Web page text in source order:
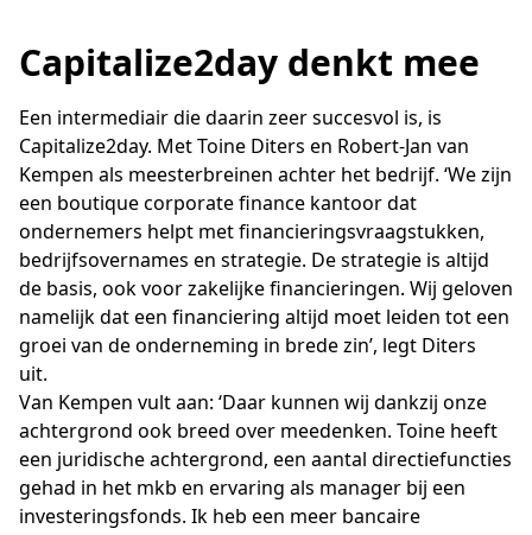
Capitalize2day denkt mee
Een intermediair die daarin zeer succesvol is, is
Capitalize2day. Met Toine Diters en Robert-Jan van
Kempen als meesterbreinen achter het bedrijf. ‘We zijn
een boutique corporate finance kantoor dat
ondernemers helpt met financieringsvraagstukken,
bedrijfsovernames en strategie. De strategie is altijd
de basis, ook voor zakelijke financieringen. Wij geloven
namelijk dat een financiering altijd moet leiden tot een
groei van de onderneming in brede zin’, legt Diters
uit.
Van Kempen vult aan: ‘Daar kunnen wij dankzij onze
achtergrond ook breed over meedenken. Toine heeft
een juridische achtergrond, een aantal directiefuncties
gehad in het mkb en ervaring als manager bij een
investeringsfonds. Ik heb een meer bancaire